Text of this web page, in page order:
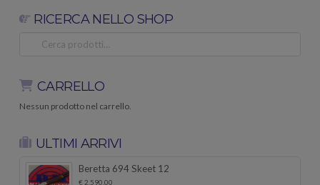
RICERCA NELLO SHOP
CARRELLO
Nessun prodotto nel carrello.
ULTIMI ARRIVI
Beretta 694 Skeet 12
€ 2.590,00